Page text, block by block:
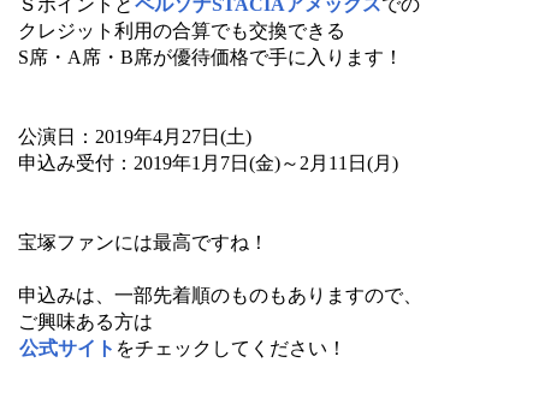
Ｓポイントと ペルソナSTACIAアメックスでの
クレジット利用の合算でも交換できる
S席・A席・B席が優待価格で手に入ります！
公演日：2019年4月27日(土)
申込み受付：2019年1月7日(金)～2月11日(月)
宝塚ファンには最高ですね！
申込みは、一部先着順のものもありますので、
ご興味ある方は
公式サイト をチェックしてください！